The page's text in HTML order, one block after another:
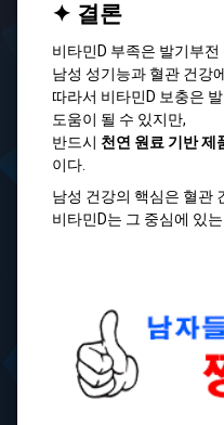
✦ 결론
비타민D 부족은 발기부
남성 성기능과 혈관 건강
따라서 비타민D 보충은
도움이 될 수 있지만,
반드시 천연 원료 기반 제
이다.
남성 건강의 핵심은 혈관
비타민D는 그 중심에 있